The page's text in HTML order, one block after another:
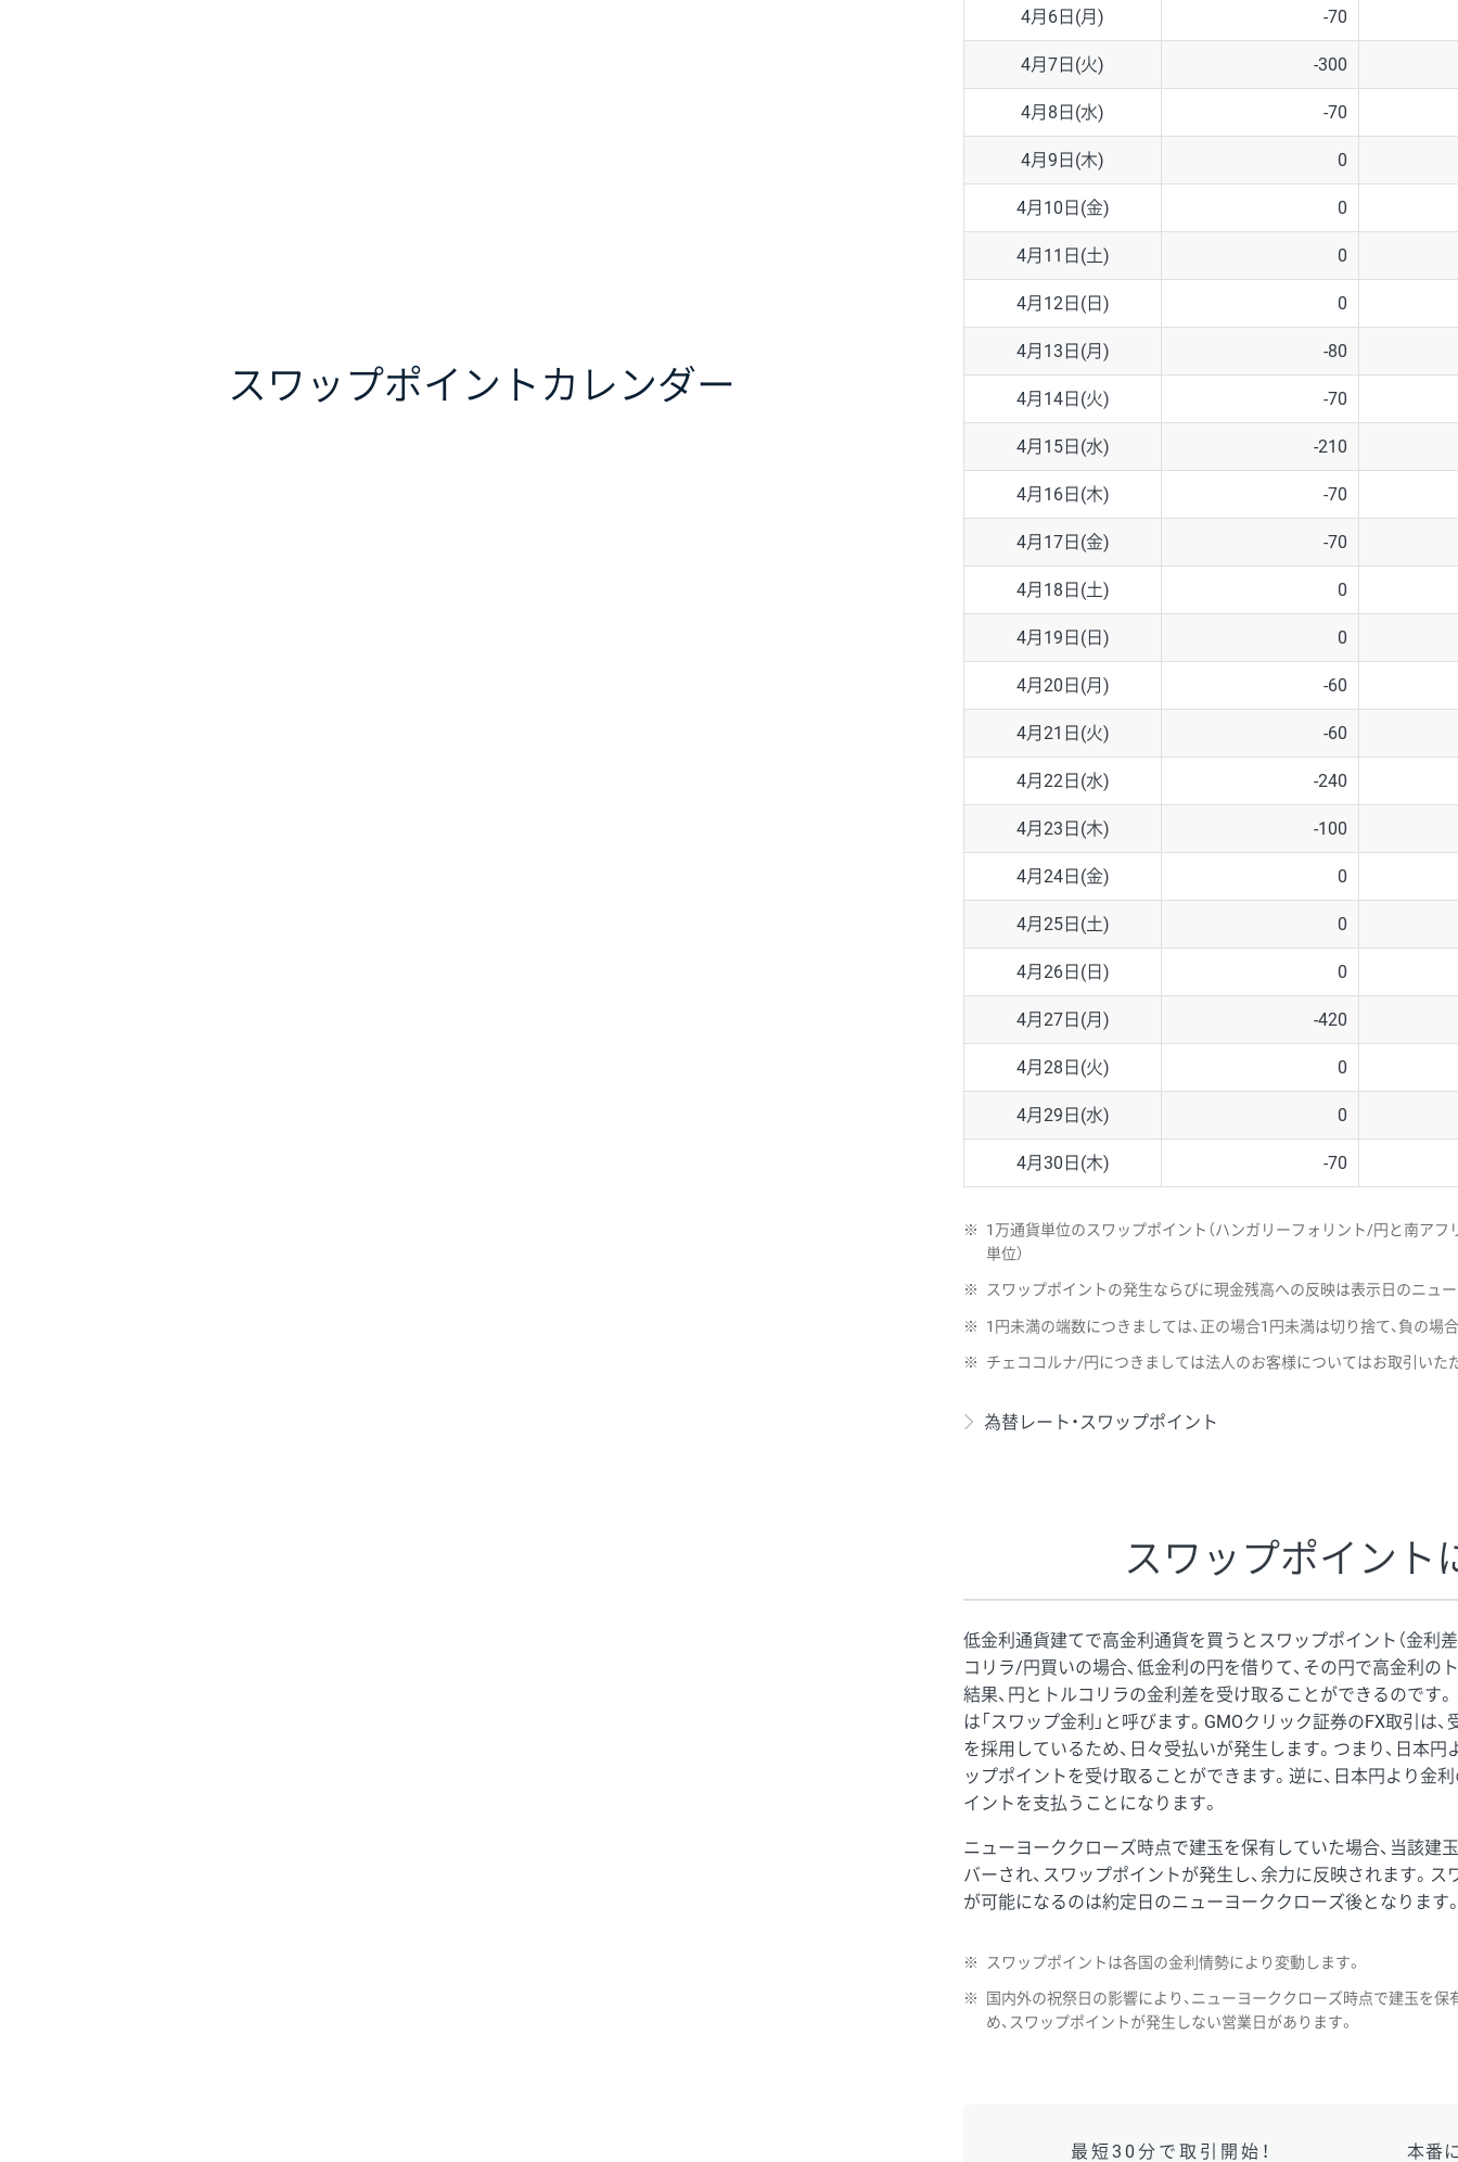
スワップポイント カレンダー
EUR/CHF 111円
GBP/CHF 220円
USD/CHF 160円
※2026/6/30の当社のスワップポイントおよび、同日の為替レートに
※取引証拠金は同日の当社為替レート（ニューヨーククローズ・MIDレ
※ハンガリーフォリント/円と南アフリカランド/円とメキシコペソ/
4月6日(月) -70
4月7日(火) -300
4月8日(水) -70
4月9日(木) 0
4月10日(金) 0
4月11日(土) 0
4月12日(日) 0
4月13日(月) -80
4月14日(火) -70
4月15日(水) -210
4月16日(木) -70
4月17日(金) -70
4月18日(土) 0
4月19日(日) 0
4月20日(月) -60
4月21日(火) -60
4月22日(水) -240
4月23日(木) -100
4月24日(金) 0
4月25日(土) 0
4月26日(日) 0
4月27日(月) -420
4月28日(火) 0
4月29日(水) 0
4月30日(木) -70
※
1万通貨単位のスワップポイント（ハンガリーフォリント/円と南ア
単位）
※ スワップポイントの発生ならびに現金残高への反映は表示日のニュ
※ 1円未満の端数につきましては、正の場合1円未満は切り捨て、負の場
※ チェココルナ/円につきましては法人のお客様についてはお取引いた
為替レート・スワップポイント
スワップポイント
低金利通貨建てで高金利通貨を買うとスワップポイント（金利
コリラ/円買いの場合、低金利の円を借りて、その円で高金利の
結果、円とトルコリラの金利差を受け取ることができるのです
は「スワップ金利」と呼びます。GMOクリック証券のFX取引は
を採用しているため、日々受払いが発生します。つまり、日本
ップポイントを受け取ることができます。逆に、日本円より金
イントを支払うことになります。
ニューヨーククローズ時点で建玉を保有していた場合、当該建
バーされ、スワップポイントが発生し、余力に反映されます。
が可能になるのは約定日のニューヨーククローズ後となります
※ スワップポイントは各国の金利情勢により変動します。
※
国内外の祝祭日の影響により、ニューヨーククローズ時点で建玉を
め、スワップポイントが発生しない営業日があります。
最短30分で取引開始！ 本番